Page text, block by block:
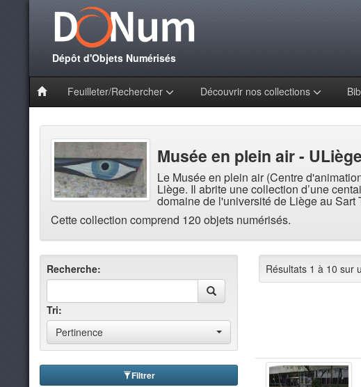
Dépôt d'Objets Numérisés
Feuilleter/Rechercher Découvrir nos collections
Musée en plein air - ULiège
Le Musée en plein air (Centre
Liège. Il abrite une collection d’une
domaine de l'université de Liège au Sart
Cette collection comprend 120 objets numérisés.
Résultats 1 à 10 sur
Recherche:
Tri:
Pertinence
Filtrer